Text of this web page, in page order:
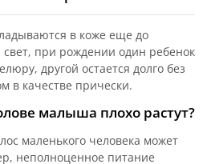
в коже еще до
при рождении один ребенок
другой остается долго без
в качестве прически.
малыша плохо растут?
маленького человека может
неполноценное питание